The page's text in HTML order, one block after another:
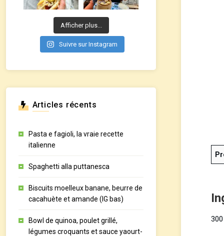
Afficher plus...
Suivre sur Instagram
Articles récents
Pasta e fagioli, la vraie recette
italienne
Spaghetti alla puttanesca
Biscuits moelleux banane, beurre de
cacahuète et amande (IG bas)
Bowl de quinoa, poulet grillé,
légumes croquants et sauce yaourt-